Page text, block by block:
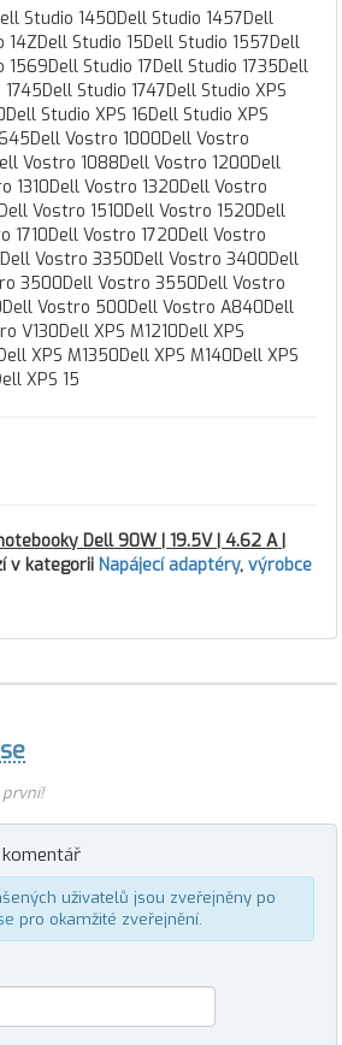
Studio 1450Dell Studio 1457Dell
Studio 15Dell Studio 1557Dell
Studio 17Dell Studio 1735Dell
Studio 1747Dell Studio XPS
Studio XPS 16Dell Studio XPS
Vostro 1000Dell Vostro
Vostro 1088Dell Vostro 1200Dell
1310Dell Vostro 1320Dell Vostro
Vostro 1510Dell Vostro 1520Dell
1710Dell Vostro 1720Dell Vostro
Vostro 3350Dell Vostro 3400Dell
3500Dell Vostro 3550Dell Vostro
Vostro 500Dell Vostro A840Dell
V130Dell XPS M1210Dell XPS
XPS M1350Dell XPS M140Dell XPS
XPS 15
Dell 90W | 19.5V | 4.62 A |
v kategorii Napájecí adaptéry, výrobce
uživatelů jsou zveřejněny po
pro okamžité zveřejnění.